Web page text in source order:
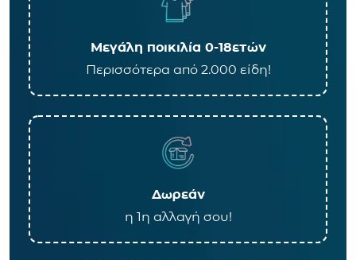
Μεγάλη ποικιλία 0-18ετών
Περισσότερα από 2.000 είδη!
Δωρεάν
η 1η αλλαγή σου!